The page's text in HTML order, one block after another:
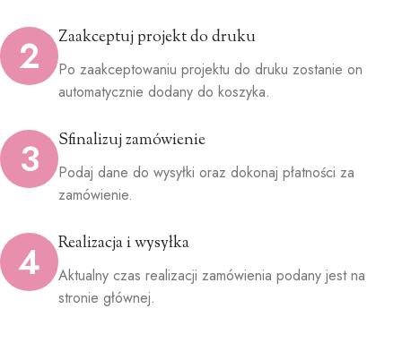
2 Zaakceptuj projekt do druku
Po zaakceptowaniu projektu do druku zostanie on
automatycznie dodany do koszyka.
3 Sfinalizuj zamówienie
Podaj dane do wysyłki oraz dokonaj płatności za
zamówienie.
4 Realizacja i wysyłka
Aktualny czas realizacji zamówienia podany jest na
stronie głównej.